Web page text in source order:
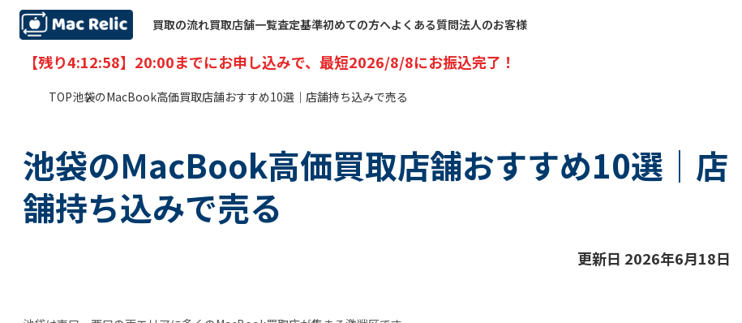
買取の流れ買取店舗一覧査定基準初めての方へよくある質問法人のお客様
【残り4:12:57】20:00までにお申し込みで、最短2026/8/8にお振込完了！
TOP池袋のMacBook高価買取店舗おすすめ10選｜店舗持ち込みで売る
池袋のMacBook高価買取店舗おすすめ10選｜店
舗持ち込みで売る
更新日 2026年6月18日